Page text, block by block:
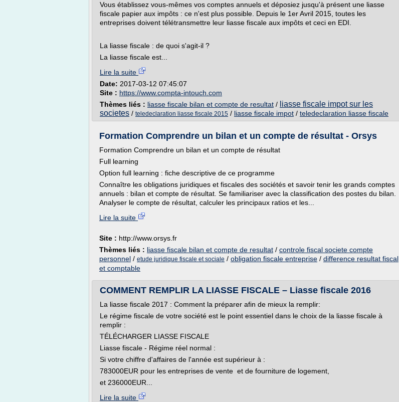
Vous établissez vous-mêmes vos comptes annuels et déposiez jusqu'à présent une liasse
fiscale papier aux impôts : ce n'est plus possible. Depuis le 1er Avril 2015, toutes les
entreprises doivent télétransmettre leur liasse fiscale aux impôts et ceci en EDI.
La liasse fiscale : de quoi s'agit-il ?
La liasse fiscale est...
Lire la suite
Date: 2017-03-12 07:45:07
Site : https://www.compta-intouch.com
Thèmes liés : liasse fiscale bilan et compte de resultat / liasse fiscale impot sur les
societes / teledeclaration liasse fiscale 2015 / liasse fiscale impot / teledeclaration liasse fiscale
Formation Comprendre un bilan et un compte de résultat - Orsys
Formation Comprendre un bilan et un compte de résultat
Full learning
Option full learning : fiche descriptive de ce programme
Connaître les obligations juridiques et fiscales des sociétés et savoir tenir les grands comptes
annuels : bilan et compte de résultat. Se familiariser avec la classification des postes du bilan.
Analyser le compte de résultat, calculer les principaux ratios et les...
Lire la suite
Site : http://www.orsys.fr
Thèmes liés : liasse fiscale bilan et compte de resultat / controle fiscal societe compte
personnel / etude juridique fiscale et sociale / obligation fiscale entreprise / difference resultat fiscal
et comptable
COMMENT REMPLIR LA LIASSE FISCALE – Liasse fiscale 2016
La liasse fiscale 2017 : Comment la préparer afin de mieux la remplir:
Le régime fiscale de votre société est le point essentiel dans le choix de la liasse fiscale à
remplir :
TÉLÉCHARGER LIASSE FISCALE
Liasse fiscale - Régime réel normal :
Si votre chiffre d'affaires de l'année est supérieur à :
783000EUR pour les entreprises de vente et de fourniture de logement,
et 236000EUR...
Lire la suite